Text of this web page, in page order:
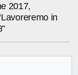
2017,
in